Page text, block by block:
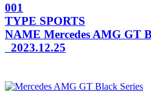
001
TYPE SPORTS
NAME Mercedes AMG GT
2023.12.25